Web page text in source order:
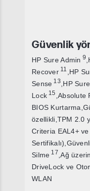
Güvenlik
HP Sure Admin 9
Recover 11 ,HP
Sense 13,HP
Lock 15 ,Absolute
BIOS
özellikli,TPM 2.0
Criteria EAL4+
Silme 17,Ağ
DriveLock ve
WLAN